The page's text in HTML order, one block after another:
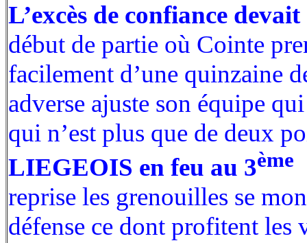
L’excès de confiance
début de partie où Cointe
facilement d’une quinzaine
adverse ajuste son équipe
qui n’est plus que de deux
LIEGEOIS en feu au 3ème
reprise les grenouilles se
défense ce dont profitent les